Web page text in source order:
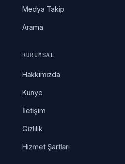
Medya Takip
Arama
KURUMSAL
Hakkımızda
Künye
İletişim
Gizlilik
Hizmet Şartları